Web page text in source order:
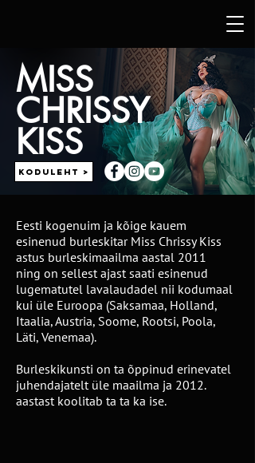
MISS
CHRISSY
KISS
Koduleht >
Eesti kogenuim ja kõige kauem
esinenud burleskitar Miss Chrissy Kiss
astus burleskimaailma aastal 2011
ning on sellest ajast saati esinenud
lugematutel lavalaudadel nii kodumaal
kui üle Euroopa (Saksamaa, Holland,
Itaalia, Austria, Soome, Rootsi, Poola,
Läti, Venemaa).
Burleskikunsti on ta õppinud erinevatel
juhendajatelt üle maailma ja 2012.
aastast koolitab ta ta ka ise.